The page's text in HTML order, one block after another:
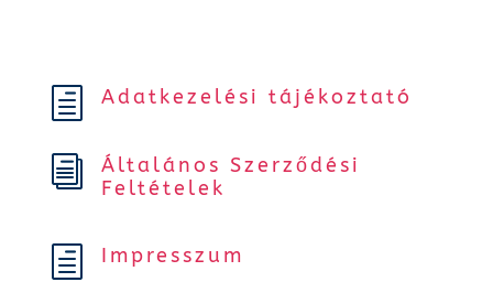
h Adatkezelési tájékoztató
i
Általános Szerződési
Feltételek
h Impresszum